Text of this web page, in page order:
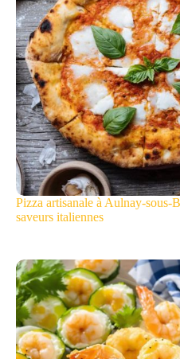
Pizza artisanale à Aulnay-sous-
saveurs italiennes